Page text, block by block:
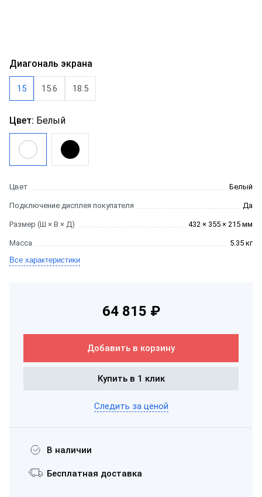
Диагональ экрана
15 15.6 18.5
Цвет: Белый
Цвет Белый
Подключение дисплея покупателя Да
Размер (Ш × В × Д) 432 × 355 × 215 мм
Масса
5.35 кг
Все характеристики
64 815 ₽
Добавить в корзину
Купить в 1 клик
Следить за ценой
В наличии
Бесплатная доставка